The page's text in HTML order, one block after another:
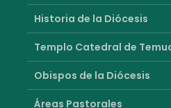
Historia de la Diócesis
Templo Catedral de
Obispos de la Diócesis
Áreas Pastorales